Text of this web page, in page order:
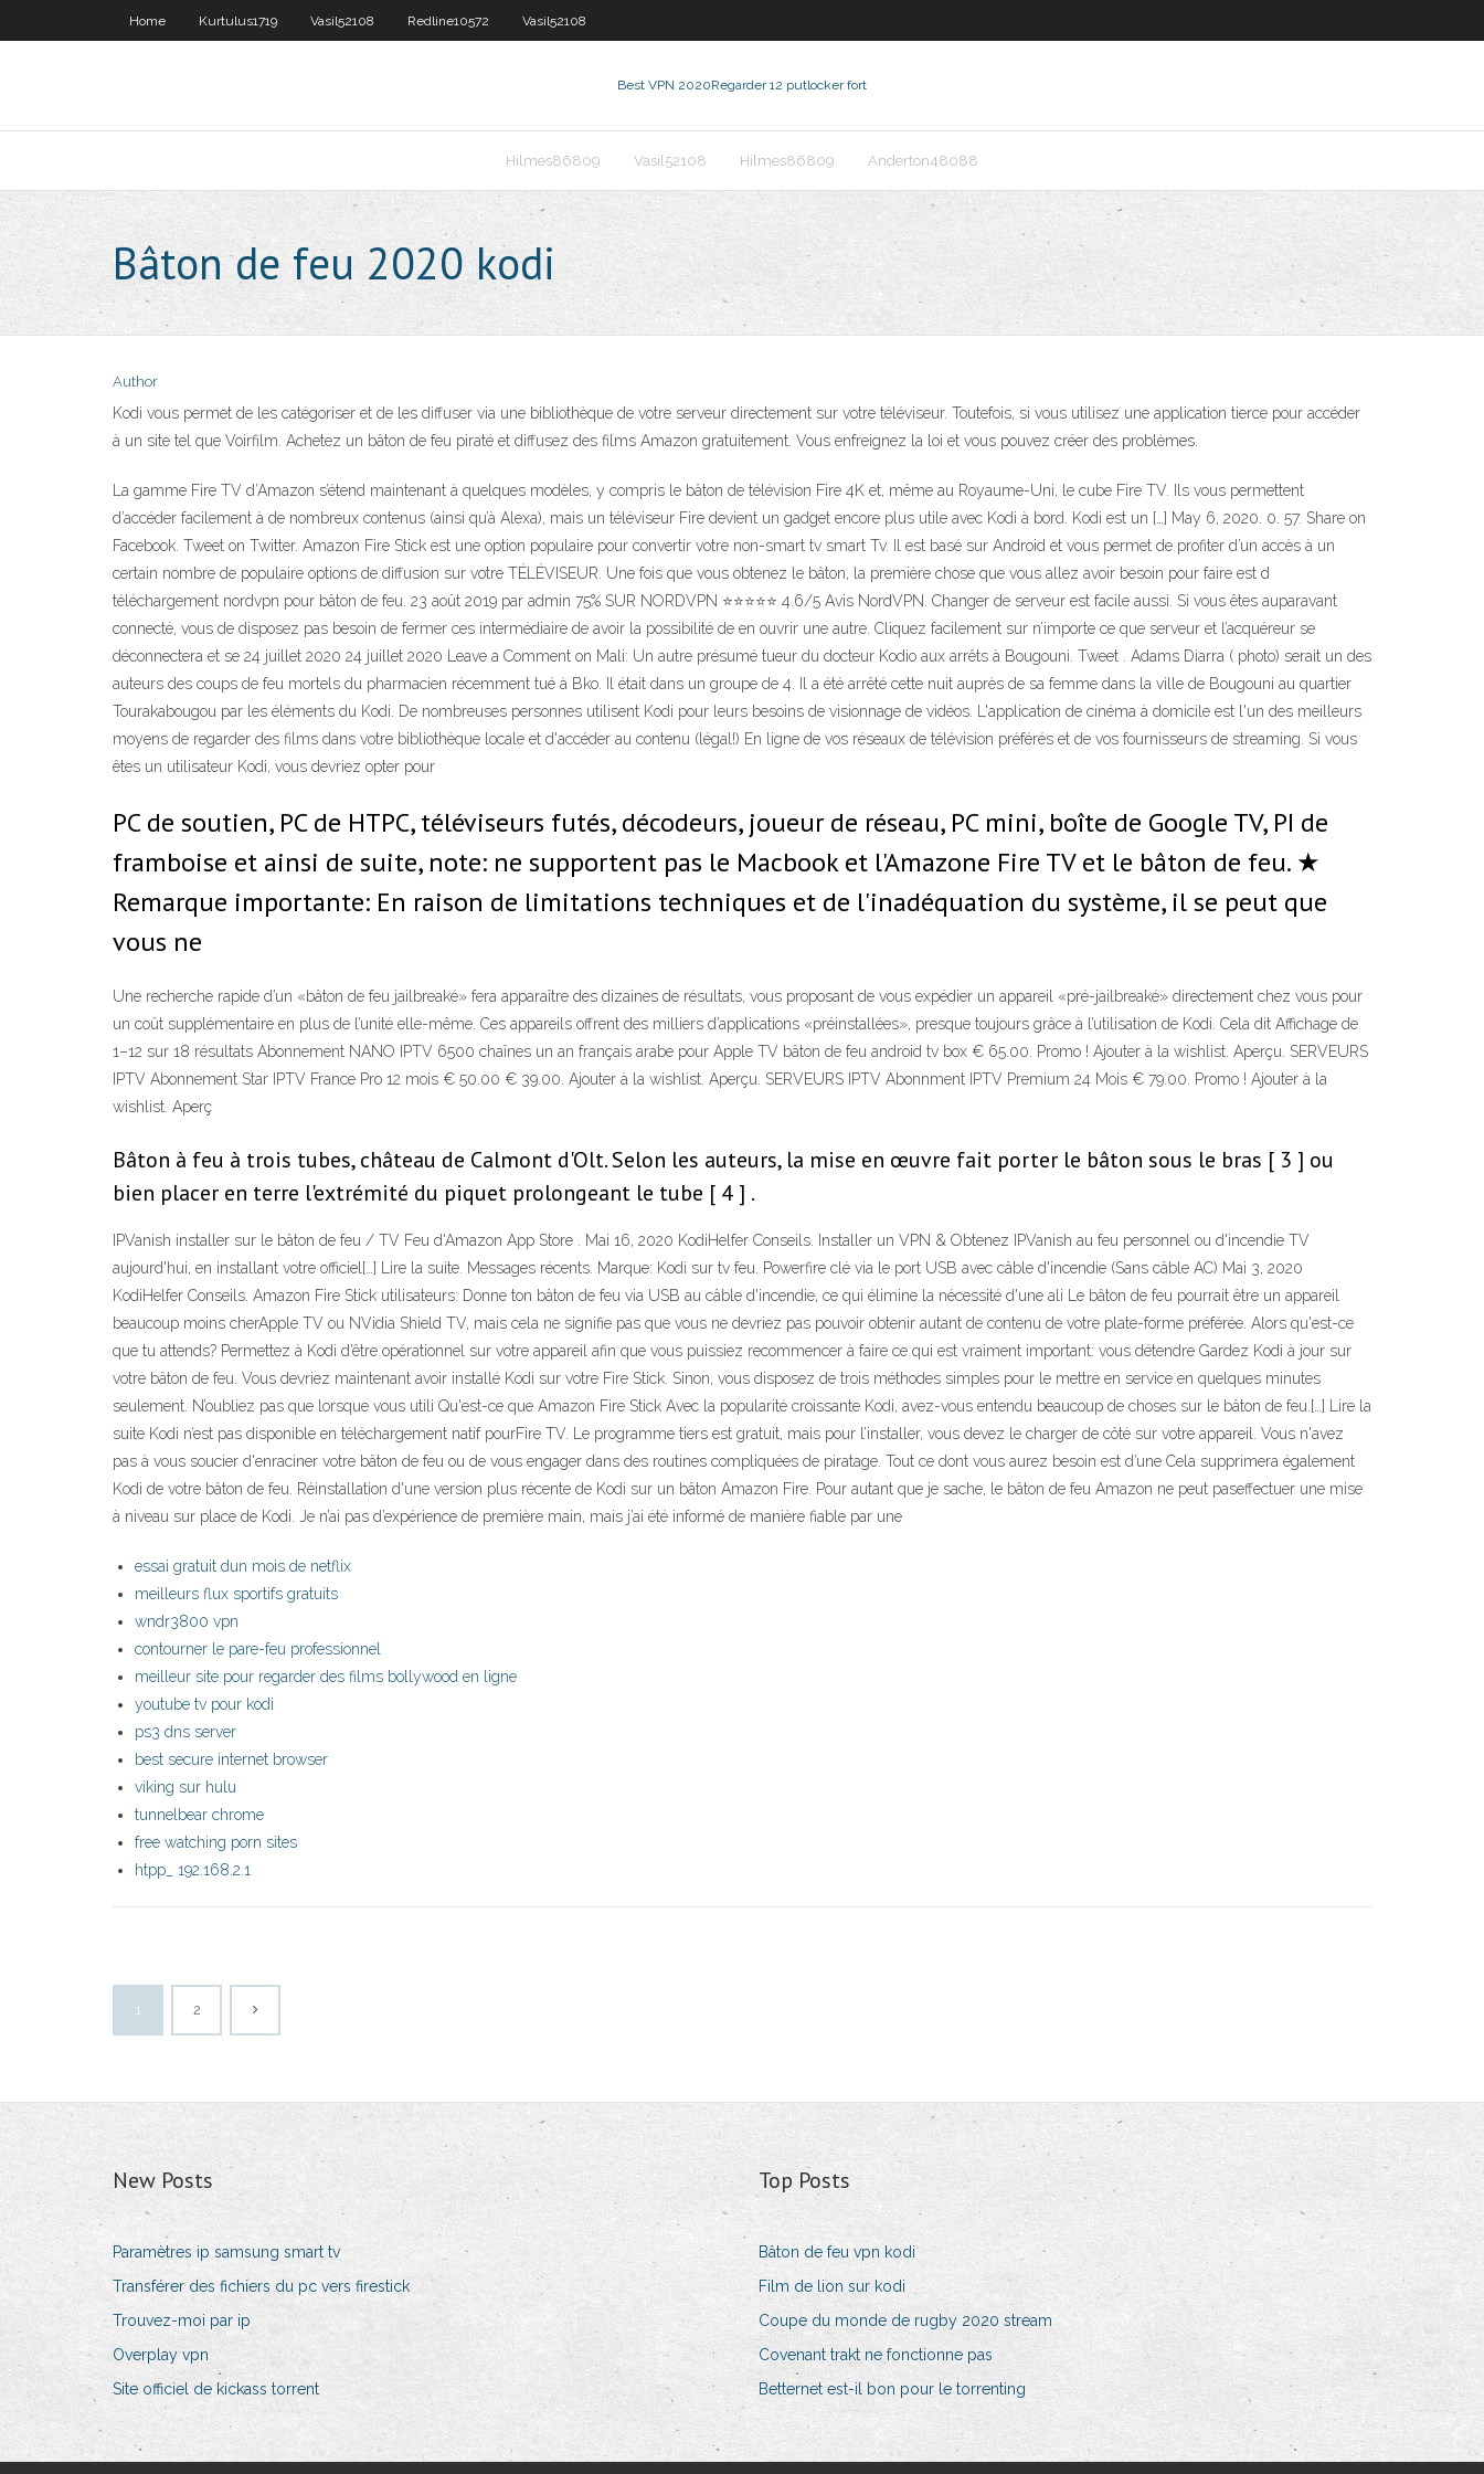
Home Kurtulus1719 Vasil52108 Redline10572 Vasil52108
Best VPN 2020Regarder 12 putlocker fort
Hilmes86809 Vasil52108 Hilmes86809 Anderton48088
Bâton de feu 2020 kodi
Author
Kodi vous permet de les catégoriser et de les diffuser via une bibliothèque de votre serveur directement sur votre téléviseur. Toutefois, si vous utilisez une application tierce pour accéder
à un site tel que Voirfilm. Achetez un bâton de feu piraté et diffusez des films Amazon gratuitement. Vous enfreignez la loi et vous pouvez créer des problèmes.
La gamme Fire TV d’Amazon s’étend maintenant à quelques modèles, y compris le bâton de télévision Fire 4K et, même au Royaume-Uni, le cube Fire TV. Ils vous permettent
d’accéder facilement à de nombreux contenus (ainsi qu’à Alexa), mais un téléviseur Fire devient un gadget encore plus utile avec Kodi à bord. Kodi est un […] May 6, 2020. 0. 57. Share on
Facebook. Tweet on Twitter. Amazon Fire Stick est une option populaire pour convertir votre non-smart tv smart Tv. Il est basé sur Android et vous permet de profiter d’un accès à un
certain nombre de populaire options de diffusion sur votre TÉLÉVISEUR. Une fois que vous obtenez le bâton, la première chose que vous allez avoir besoin pour faire est d
téléchargement nordvpn pour bâton de feu. 23 août 2019 par admin 75% SUR NORDVPN ⭐⭐⭐⭐⭐ 4.6/5 Avis NordVPN. Changer de serveur est facile aussi. Si vous êtes auparavant
connecté, vous de disposez pas besoin de fermer ces intermédiaire de avoir la possibilité de en ouvrir une autre. Cliquez facilement sur n’importe ce que serveur et l’acquéreur se
déconnectera et se 24 juillet 2020 24 juillet 2020 Leave a Comment on Mali: Un autre présumé tueur du docteur Kodio aux arrêts à Bougouni. Tweet . Adams Diarra ( photo) serait un des
auteurs des coups de feu mortels du pharmacien récemment tué à Bko. Il était dans un groupe de 4. Il a été arrêté cette nuit auprès de sa femme dans la ville de Bougouni au quartier
Tourakabougou par les éléments du Kodi. De nombreuses personnes utilisent Kodi pour leurs besoins de visionnage de vidéos. L'application de cinéma à domicile est l'un des meilleurs
moyens de regarder des films dans votre bibliothèque locale et d'accéder au contenu (légal!) En ligne de vos réseaux de télévision préférés et de vos fournisseurs de streaming. Si vous
êtes un utilisateur Kodi, vous devriez opter pour
PC de soutien, PC de HTPC, téléviseurs futés, décodeurs, joueur de réseau, PC mini, boîte de Google TV, PI de
framboise et ainsi de suite, note: ne supportent pas le Macbook et l'Amazone Fire TV et le bâton de feu. ★
Remarque importante: En raison de limitations techniques et de l'inadéquation du système, il se peut que
vous ne
Une recherche rapide d’un «bâton de feu jailbreaké» fera apparaître des dizaines de résultats, vous proposant de vous expédier un appareil «pré-jailbreaké» directement chez vous pour
un coût supplémentaire en plus de l’unité elle-même. Ces appareils offrent des milliers d’applications «préinstallées», presque toujours grâce à l’utilisation de Kodi. Cela dit Affichage de
1–12 sur 18 résultats Abonnement NANO IPTV 6500 chaînes un an français arabe pour Apple TV bâton de feu android tv box € 65.00. Promo ! Ajouter à la wishlist. Aperçu. SERVEURS
IPTV Abonnement Star IPTV France Pro 12 mois € 50.00 € 39.00. Ajouter à la wishlist. Aperçu. SERVEURS IPTV Abonnment IPTV Premium 24 Mois € 79.00. Promo ! Ajouter à la
wishlist. Aperç
Bâton à feu à trois tubes, château de Calmont d'Olt. Selon les auteurs, la mise en œuvre fait porter le bâton sous le bras [ 3 ] ou
bien placer en terre l'extrémité du piquet prolongeant le tube [ 4 ] .
IPVanish installer sur le bâton de feu / TV Feu d'Amazon App Store . Mai 16, 2020 KodiHelfer Conseils. Installer un VPN & Obtenez IPVanish au feu personnel ou d'incendie TV
aujourd'hui, en installant votre officiel[…] Lire la suite. Messages récents. Marque: Kodi sur tv feu. Powerfire clé via le port USB avec câble d'incendie (Sans câble AC) Mai 3, 2020
KodiHelfer Conseils. Amazon Fire Stick utilisateurs: Donne ton bâton de feu via USB au câble d'incendie, ce qui élimine la nécessité d'une ali Le bâton de feu pourrait être un appareil
beaucoup moins cherApple TV ou NVidia Shield TV, mais cela ne signifie pas que vous ne devriez pas pouvoir obtenir autant de contenu de votre plate-forme préférée. Alors qu'est-ce
que tu attends? Permettez à Kodi d’être opérationnel sur votre appareil afin que vous puissiez recommencer à faire ce qui est vraiment important: vous détendre Gardez Kodi à jour sur
votre bâton de feu. Vous devriez maintenant avoir installé Kodi sur votre Fire Stick. Sinon, vous disposez de trois méthodes simples pour le mettre en service en quelques minutes
seulement. N’oubliez pas que lorsque vous utili Qu'est-ce que Amazon Fire Stick Avec la popularité croissante Kodi, avez-vous entendu beaucoup de choses sur le bâton de feu.[…] Lire la
suite Kodi n’est pas disponible en téléchargement natif pourFire TV. Le programme tiers est gratuit, mais pour l’installer, vous devez le charger de côté sur votre appareil. Vous n'avez
pas à vous soucier d'enraciner votre bâton de feu ou de vous engager dans des routines compliquées de piratage. Tout ce dont vous aurez besoin est d’une Cela supprimera également
Kodi de votre bâton de feu. Réinstallation d'une version plus récente de Kodi sur un bâton Amazon Fire. Pour autant que je sache, le bâton de feu Amazon ne peut paseffectuer une mise
à niveau sur place de Kodi. Je n’ai pas d’expérience de première main, mais j’ai été informé de manière fiable par une
essai gratuit dun mois de netflix
meilleurs flux sportifs gratuits
wndr3800 vpn
contourner le pare-feu professionnel
meilleur site pour regarder des films bollywood en ligne
youtube tv pour kodi
ps3 dns server
best secure internet browser
viking sur hulu
tunnelbear chrome
free watching porn sites
htpp_ 192.168.2.1
1 2
New Posts
Paramètres ip samsung smart tv
Transférer des fichiers du pc vers firestick
Trouvez-moi par ip
Overplay vpn
Site officiel de kickass torrent
Top Posts
Bâton de feu vpn kodi
Film de lion sur kodi
Coupe du monde de rugby 2020 stream
Covenant trakt ne fonctionne pas
Betternet est-il bon pour le torrenting